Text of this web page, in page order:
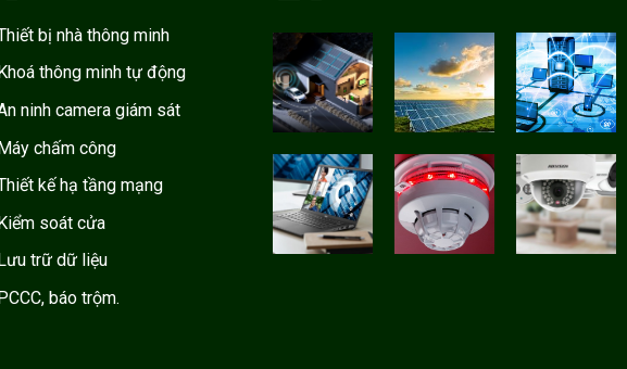
bị nhà thông minh
Khoá thông minh tự động
ninh camera giám sát
chấm công
kế hạ tầng mạng
soát cửa
Lưu trữ dữ liệu
báo trộm.